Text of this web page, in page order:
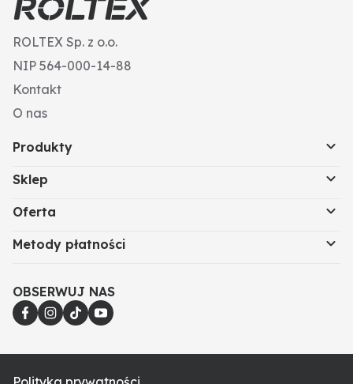
36 funkcje
Stopień ochrony: IP65
Pobór prądu (A): 0.45A@12V
Kolor obudowy: czarny
ROLTEX Sp. z o.o.
NIP 564-000-14-88
Kontakt
O nas
Produkty
Sklep
Oferta
Metody płatności
OBSERWUJ NAS